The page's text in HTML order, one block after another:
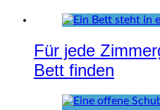
Für jede
Bett finden